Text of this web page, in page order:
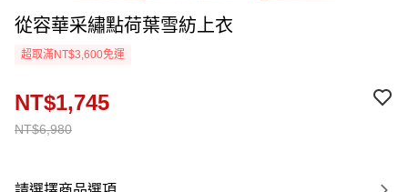
從容華采繡點荷葉雪紡上衣
超取滿NT$3,600免運
NT$6,980
NT$1,745